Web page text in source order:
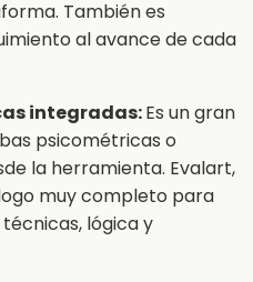
También es
al avance de cada
integradas:Es un gran
psicométricas o
la herramienta. Evalart,
muy completo para
lógica y